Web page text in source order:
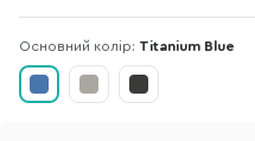
Основний колір: Titanium Blue